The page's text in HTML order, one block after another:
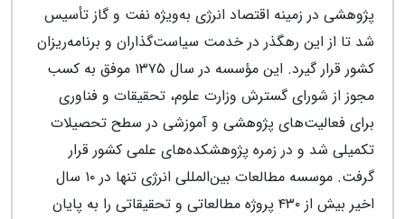
پژوهشی در زمینه اقتصاد انرژی به‌ویژه نفت و گاز تأسیس
شد تا از این رهگذر در خدمت سیاست‌گذاران و برنامه‌ریزان
کشور قرار گیرد. این مؤسسه در سال ۱۳۷۵ موفق به کسب
مجوز از شورای گسترش وزارت علوم، تحقیقات و فناوری
برای فعالیت‌های پژوهشی و آموزشی در سطح تحصیلات
تکمیلی شد و در زمره پژوهشکده‌های علمی کشور قرار
گرفت. موسسه مطالعات بین‌المللی انرژی تنها در ۱۰ سال
اخیر بیش از ۴۳۰ پروژه مطالعاتی و تحقیقاتی را به پایان